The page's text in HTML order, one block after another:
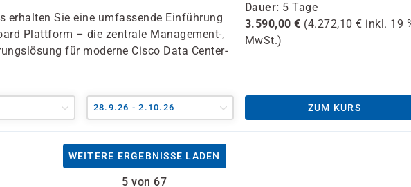
erhalten Sie eine umfassende Einführung
Plattform – die zentrale Management-,
für moderne Cisco Data Center-
Dauer 5 Tage
3.590,00 € (4.272,10 € inkl. 19
MwSt.)
28.9.26 - 2.10.26 ZUM KURS
WEITERE ERGEBNISSE LADEN
5 von 67